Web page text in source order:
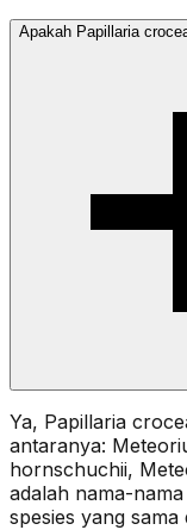
Apakah Papillaria
Ya, Papillaria
antaranya:
hornschuchii,
adalah nama-
spesies yang